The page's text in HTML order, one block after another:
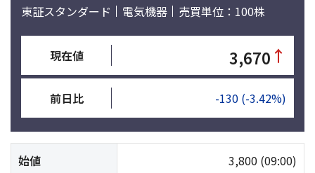
東証スタンダード 電気機器 売買単位：100株
現在値 3,670 ↑
前日比 -130 (-3.42%)
始値 3,800 (09:00)